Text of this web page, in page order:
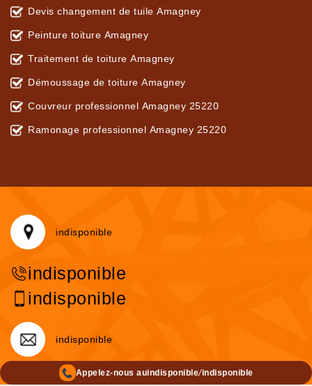
Devis changement de tuile Amagney
Peinture toiture Amagney
Traitement de toiture Amagney
Démoussage de toiture Amagney
Couvreur professionnel Amagney 25220
Ramonage professionnel Amagney 25220
indisponible
indisponible
indisponible
indisponible
Appelez-nous auindisponible/indisponible